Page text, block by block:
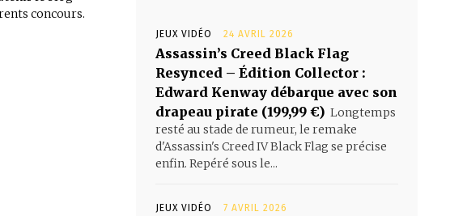
concours.
JEUX VIDÉO 24 AVRIL 2026
Assassin’s Creed Black Flag
Resynced – Édition Collector :
Edward Kenway débarque avec son
drapeau pirate (199,99 €) Longtemps
resté au stade de rumeur, le remake
d'Assassin's Creed IV Black Flag se précise
enfin. Repéré sous le...
JEUX VIDÉO 7 AVRIL 2026